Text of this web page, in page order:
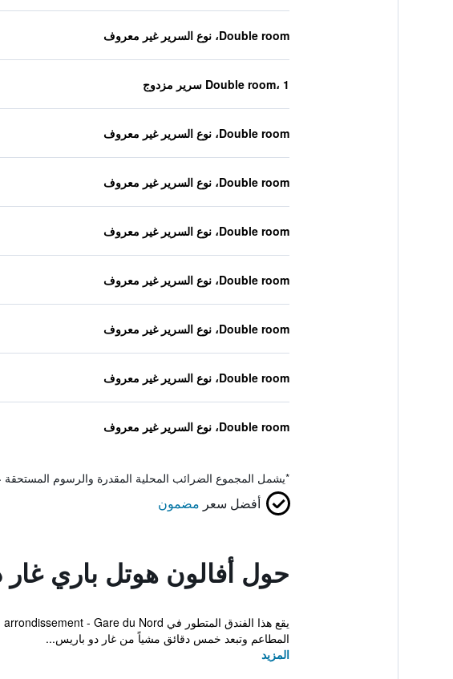
Double room، نوع السرير غير معروف
Double room، 1 سرير مزدوج
Double room، نوع السرير غير معروف
Double room، نوع السرير غير معروف
Double room، نوع السرير غير معروف
Double room، نوع السرير غير معروف
Double room، نوع السرير غير معروف
Double room، نوع السرير غير معروف
Double room، نوع السرير غير معروف
*يشمل المجموع الضرائب المحلية المقدرة والرسوم المستحقة
أفضل سعر مضمون
حول أفالون هوتل باري غار
المطاعم وتبعد خمس دقائق مشياً من غار دو باريس...
المزيد